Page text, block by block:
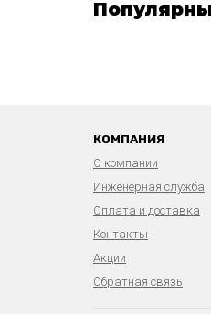
КОМПАНИЯ
О компании
Инженерная служба
Оплата и доставка
Контакты
Акции
Обратная связь